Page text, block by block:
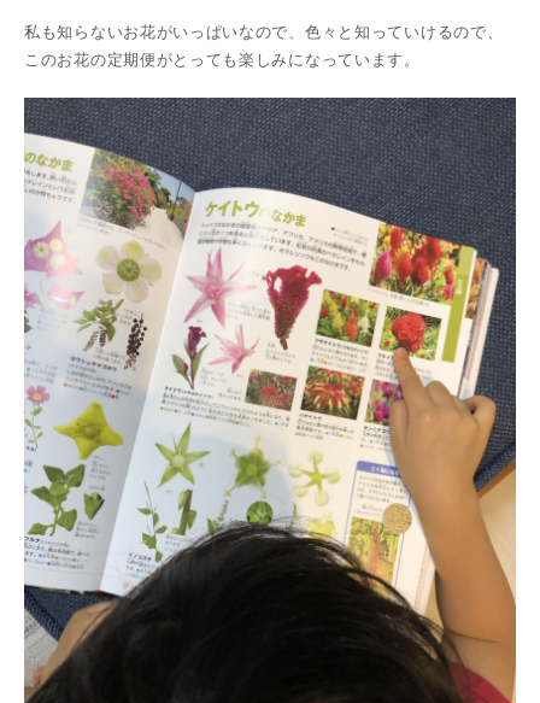
私も知らないお花がいっぱいなので、色々と知っていけるので、
このお花の定期便がとっても楽しみになっています。